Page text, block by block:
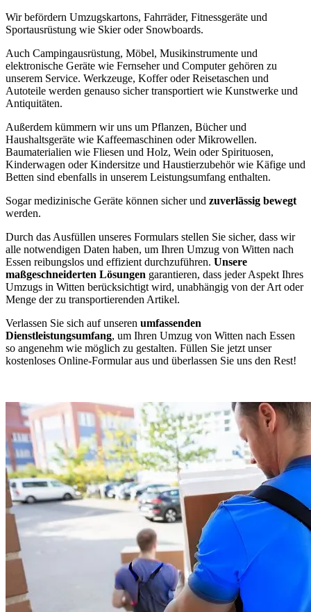
Wir befördern Umzugskartons, Fahrräder, Fitnessgeräte und
Sportausrüstung wie Skier oder Snowboards.
Auch Campingausrüstung, Möbel, Musikinstrumente und
elektronische Geräte wie Fernseher und Computer gehören zu
unserem Service. Werkzeuge, Koffer oder Reisetaschen und
Autoteile werden genauso sicher transportiert wie Kunstwerke und
Antiquitäten.
Außerdem kümmern wir uns um Pflanzen, Bücher und
Haushaltsgeräte wie Kaffeemaschinen oder Mikrowellen.
Baumaterialien wie Fliesen und Holz, Wein oder Spirituosen,
Kinderwagen oder Kindersitze und Haustierzubehör wie Käfige und
Betten sind ebenfalls in unserem Leistungsumfang enthalten.
Sogar medizinische Geräte können sicher und zuverlässig bewegt
werden.
Durch das Ausfüllen unseres Formulars stellen Sie sicher, dass wir
alle notwendigen Daten haben, um Ihren Umzug von Witten nach
Essen reibungslos und effizient durchzuführen. Unsere
maßgeschneiderten Lösungen garantieren, dass jeder Aspekt Ihres
Umzugs in Witten berücksichtigt wird, unabhängig von der Art oder
Menge der zu transportierenden Artikel.
Verlassen Sie sich auf unseren umfassenden
Dienstleistungsumfang, um Ihren Umzug von Witten nach Essen
so angenehm wie möglich zu gestalten. Füllen Sie jetzt unser
kostenloses Online-Formular aus und überlassen Sie uns den Rest!